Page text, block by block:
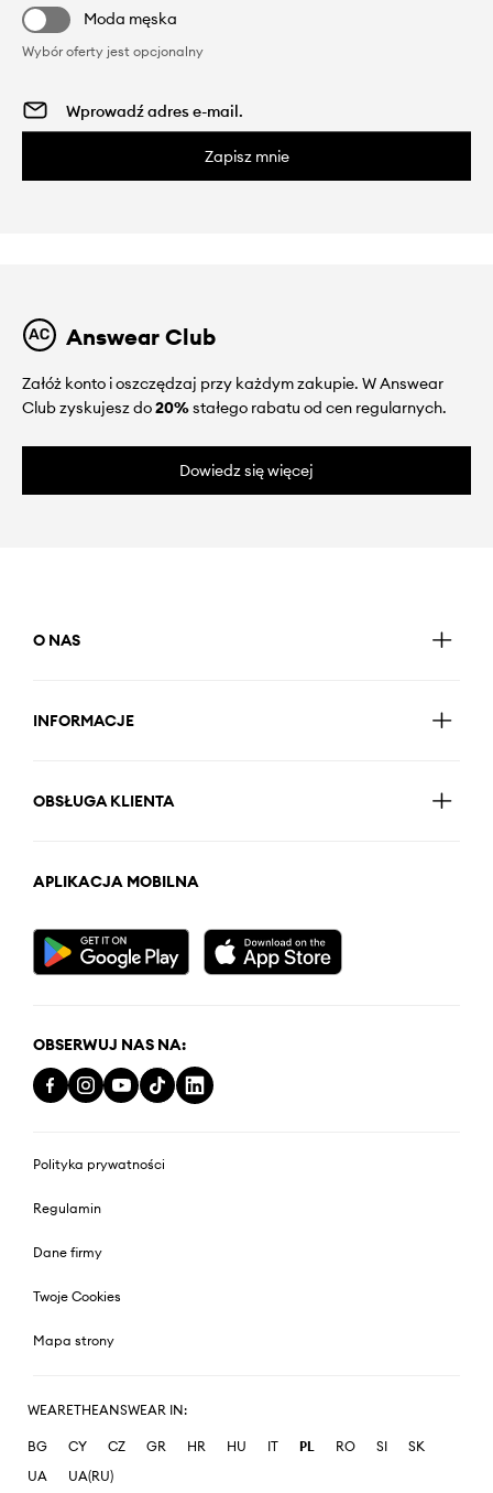
Moda męska
Wybór oferty jest opcjonalny
Zapisz mnie
Answear Club
Załóż konto i oszczędzaj przy każdym zakupie. W Answear
Club zyskujesz do20%stałego rabatu od cen regularnych.
Dowiedz się więcej
O NAS
INFORMACJE
OBSŁUGA KLIENTA
APLIKACJA MOBILNA
OBSERWUJ NAS NA:
Polityka prywatności
Regulamin
Dane firmy
Twoje Cookies
Mapa strony
WEARETHEANSWEAR IN:
BG CY CZ GR HR HU IT PL RO SI
SK
UA
UA(RU)